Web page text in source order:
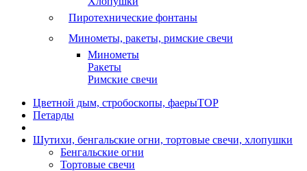
Пиротехнические фонтаны
Минометы, ракеты, римские свечи
Минометы
Ракеты
Римские свечи
Цветной дым, стробоскопы, фаерыTOP
Петарды
Шутихи, бенгальские огни, тортовые свечи, хлопушки
Бенгальские огни
Тортовые свечи